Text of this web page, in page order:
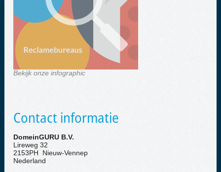
Bekijk onze infographic
Contact informatie
DomeinGURU B.V.
Lireweg 32
2153PH Nieuw-Vennep
Nederland